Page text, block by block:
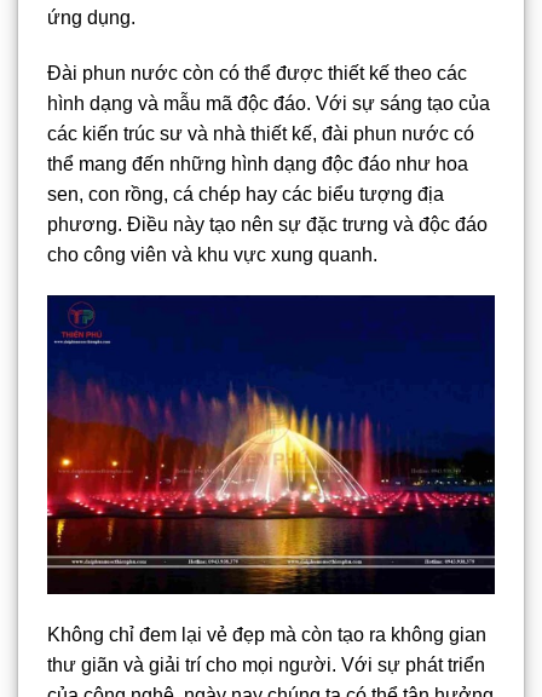
ứng dụng.
Đài phun nước còn có thể được thiết kế theo các
hình dạng và mẫu mã độc đáo. Với sự sáng tạo của
các kiến trúc sư và nhà thiết kế, đài phun nước có
thể mang đến những hình dạng độc đáo như hoa
sen, con rồng, cá chép hay các biểu tượng địa
phương. Điều này tạo nên sự đặc trưng và độc đáo
cho công viên và khu vực xung quanh.
Không chỉ đem lại vẻ đẹp mà còn tạo ra không gian
thư giãn và giải trí cho mọi người. Với sự phát triển